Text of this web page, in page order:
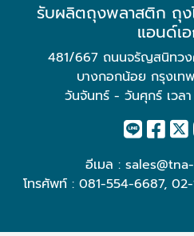
รับผลิตถุงพลาสติก ถุ
แอนด์เ
481/667 ถนนจรัญสนิทวง
บางกอกน้อย กรุงเท
วันจันทร์ - วันศุกร์ เวล
อีเมล :
โทรศัพท์ : 081-554-6687,